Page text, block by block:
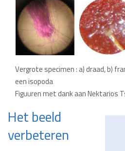
Vergrote specimen : a) draad, b)
een isopoda
Figuuren met dank aan Nektarios
Het beeld
verbeteren